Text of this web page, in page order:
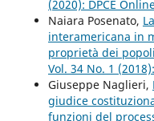
(2020): DPCE
Naiara Posenato,
interamericana in
proprietà dei
Vol. 34 No. 1
Giuseppe Naglieri,
giudice
funzioni del